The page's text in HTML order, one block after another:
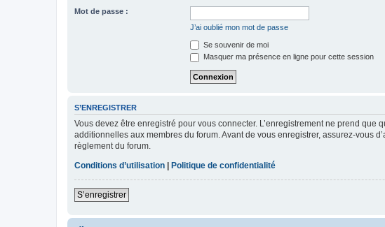
Mot de passe :
J’ai oublié mon mot de passe
Se souvenir de moi
Masquer ma présence en ligne pour cette session
S’ENREGISTRER
Vous devez être enregistré pour vous connecter. L’enregistrement ne prend
additionnelles aux membres du forum. Avant de vous enregistrer, assurez-vous
règlement du forum.
Conditions d’utilisation
Politique de confidentialité
S’enregistrer